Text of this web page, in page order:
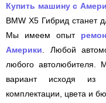
Купить машину с
BMW X5 Гибрид станет
Мы имеем опыт
Америки . Любой
любого
вариант исходя из
комплектации, цвета и